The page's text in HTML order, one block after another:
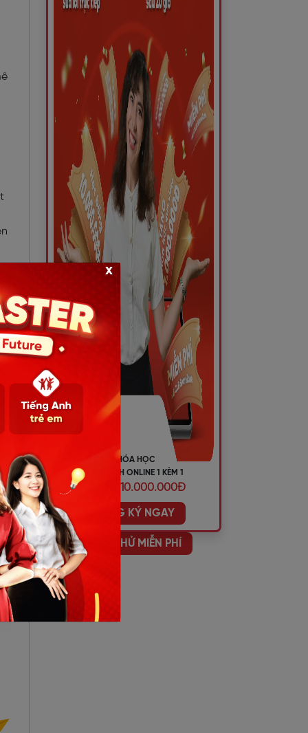
KHÓA HỌC
TIẾNG ANH ONLINE 1 KÈM 1
ƯU ĐÃI 10.000.000Đ
ĐĂNG KÝ NGAY
HỌC THỬ MIỄN PHÍ
x